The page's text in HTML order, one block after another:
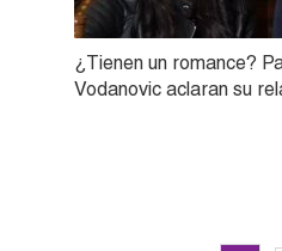
¿Tienen un romance?
Vodanovic aclaran su